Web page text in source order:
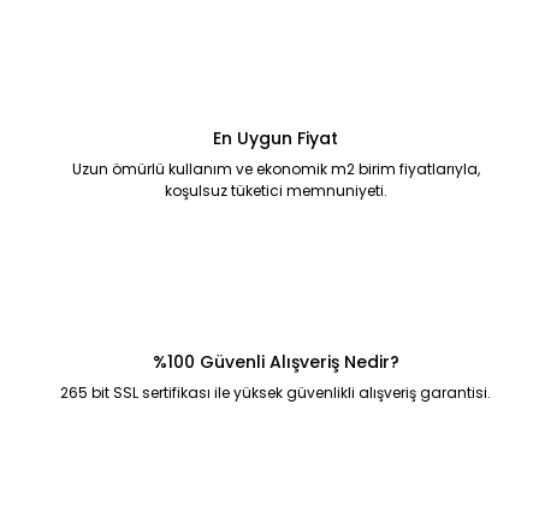
En Uygun Fiyat
Uzun ömürlü kullanım ve ekonomik m2 birim fiyatlarıyla,
koşulsuz tüketici memnuniyeti.
%100 Güvenli Alışveriş Nedir?
265 bit SSL sertifikası ile yüksek güvenlikli alışveriş garantisi.